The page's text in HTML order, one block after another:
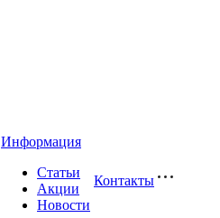
Информация
Статьи
Акции
Новости
Контакты